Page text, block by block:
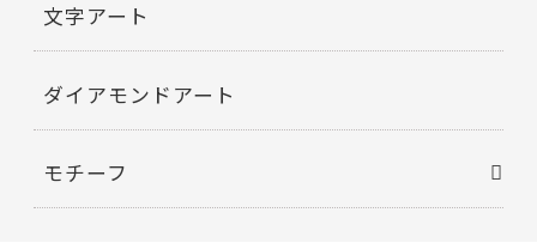
文字アート
ダイアモンドアート
モチーフ